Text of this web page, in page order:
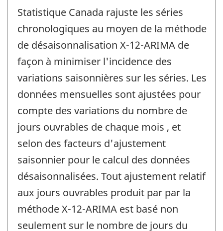
Statistique Canada rajuste les séries
chronologiques au moyen de la méthode
de désaisonnalisation X-12-ARIMA de
façon à minimiser l'incidence des
variations saisonnières sur les séries. Les
données mensuelles sont ajustées pour
compte des variations du nombre de
jours ouvrables de chaque mois , et
selon des facteurs d'ajustement
saisonnier pour le calcul des données
désaisonnalisées. Tout ajustement relatif
aux jours ouvrables produit par par la
méthode X-12-ARIMA est basé non
seulement sur le nombre de jours du